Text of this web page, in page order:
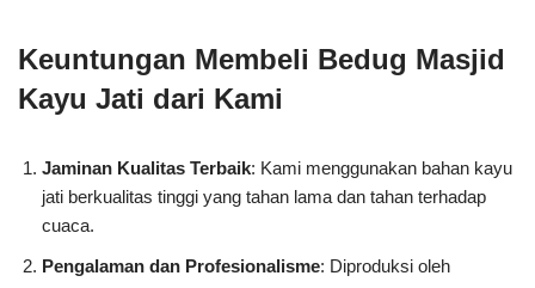
Keuntungan Membeli Bedug Masjid
Kayu Jati dari Kami
Jaminan Kualitas Terbaik: Kami menggunakan bahan kayu
jati berkualitas tinggi yang tahan lama dan tahan terhadap
cuaca.
Pengalaman dan Profesionalisme: Diproduksi oleh